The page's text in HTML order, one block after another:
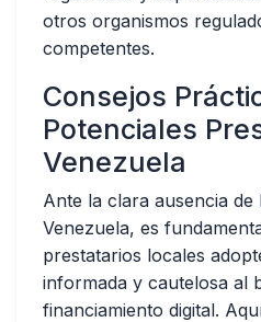
otros organismos
competentes.
Consejos
Potenciales
Venezuela
Ante la clara ausencia de
Venezuela, es
prestatarios locales
informada y cautelosa al
financiamiento digital.